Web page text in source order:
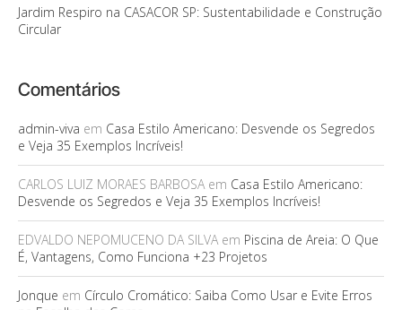
Jardim Respiro na CASACOR SP: Sustentabilidade e Construção
Circular
Comentários
admin-viva em Casa Estilo Americano: Desvende os Segredos
e Veja 35 Exemplos Incríveis!
CARLOS LUIZ MORAES BARBOSAem Casa Estilo Americano:
Desvende os Segredos e Veja 35 Exemplos Incríveis!
EDVALDO NEPOMUCENO DA SILVAem Piscina de Areia: O Que
É, Vantagens, Como Funciona +23 Projetos
Jonque em Círculo Cromático: Saiba Como Usar e Evite Erros